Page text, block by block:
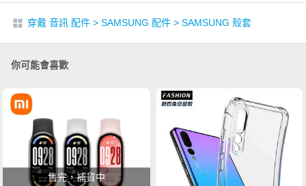
穿戴 音訊 配件 > SAMSUNG 配件 > SAMSUNG 殼套
你可能會喜歡
售完，補貨中